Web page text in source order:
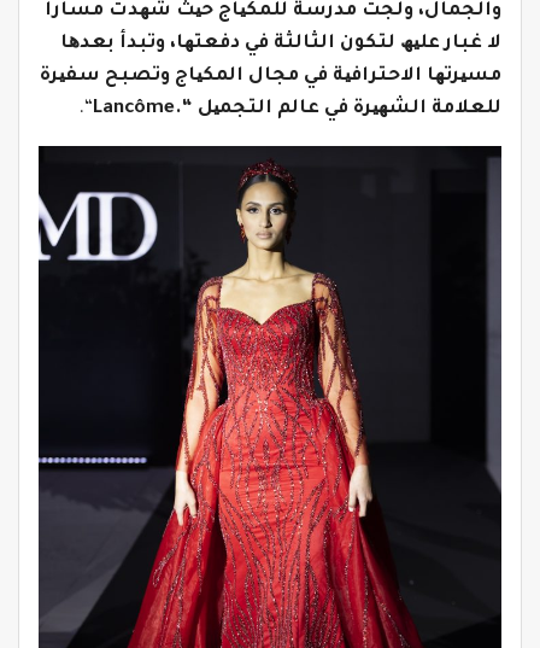
والجمال، ولجت مدرسة للمكیاج حیث شھدت مسارا
لا غبار علیھ لتكون الثالثة في دفعتھا، وتبدأ بعدھا
مسیرتھا الاحترافیة في مجال المكیاج وتصبح سفیرة
للعلامة الشھیرة في عالم التجمیل “.Lancôme
“.